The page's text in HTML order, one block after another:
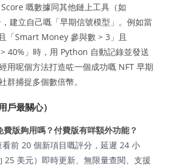
嘅數據同其他鏈上工具（如
建立自己嘅「早期信號模型」。例如當
「Smart Money 參與數 > 3」且
40%」時，用 Python 自動記錄並發送
用呢個方法打造咗一個成功嘅 NFT 早期
群捕捉多個數倍幣。
戶最關心）
版夠用嗎？付費版有咩額外功能？
前 20 個新項目嘅評分，延遲 24 小
25 美元）即時更新、無限量查閱、支援